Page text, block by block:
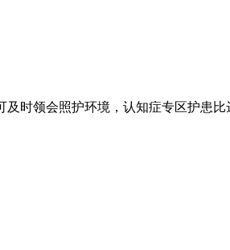
领会照护环境，认知症专区护患比